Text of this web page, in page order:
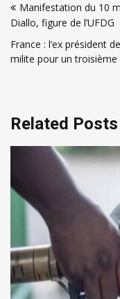
de
l’article
Manifestation du 10
Diallo, figure de l’UFDG
France : l’ex président
milite pour un
Related Posts